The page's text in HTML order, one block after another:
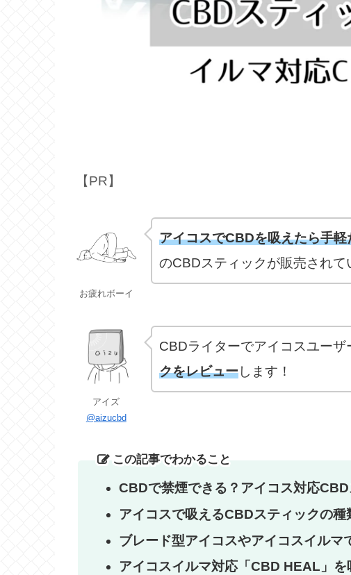
【PR】
お疲れボーイ
アイコスでCBDを吸えたら手
のCBDスティックが販売されて
アイズ
@aizucbd
CBDライターでアイコスユーザ
クをレビューします！
この記事でわかること
CBDで禁煙できる？アイコス対応
アイコスで吸えるCBDスティックの種
ブレード型アイコスやアイコスイルマ
アイコスイルマ対応「CBD HEAL」